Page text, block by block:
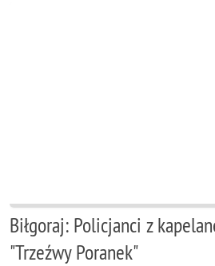
Biłgoraj: Policjanci z
"Trzeźwy Poranek"